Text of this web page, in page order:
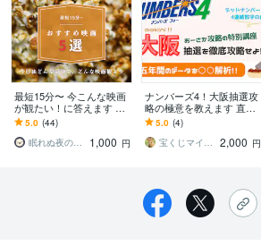
最短15分〜 今こんな映画
が観たい！に答えます 出
品のアイディア特集、カ
テゴリー別ランキングの
上位実績あり！
5.0 (44)
眠れぬ夜のひつじ
1,000 円
ナンバーズ4！大阪抽選攻
略の極意を教えます 直近
の過去5年間のデータ分析
から見出した当選への糸
口
5.0 (4)
宝くじマイスター君
2,000 円